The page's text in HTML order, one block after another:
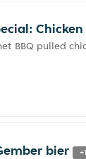
BBQ pulled
bier